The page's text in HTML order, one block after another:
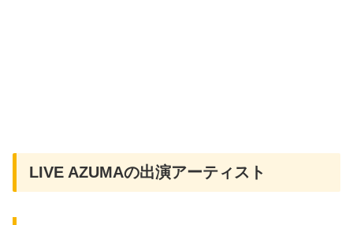
LIVE AZUMAの出演アーティスト